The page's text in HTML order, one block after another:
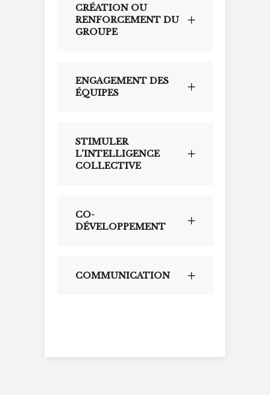
CRÉATION OU
RENFORCEMENT DU
GROUPE
ENGAGEMENT DES
ÉQUIPES
STIMULER
L'INTELLIGENCE
COLLECTIVE
CO-
DÉVELOPPEMENT
COMMUNICATION